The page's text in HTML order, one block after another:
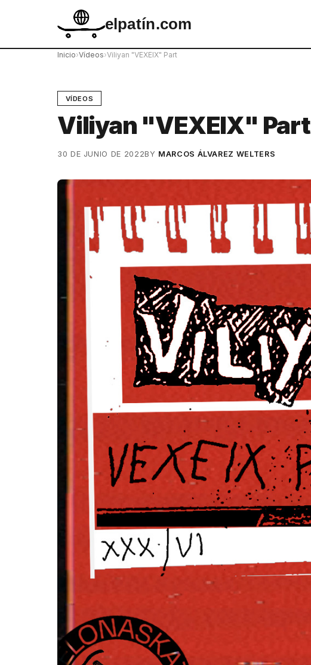
elpatín.com
Inicio›Vídeos›Viliyan "VEXEIX" Part
VÍDEOS
Viliyan "VEXEIX" Part
30 DE JUNIO DE 2022BY MARCOS ÁLVAREZ WELTERS